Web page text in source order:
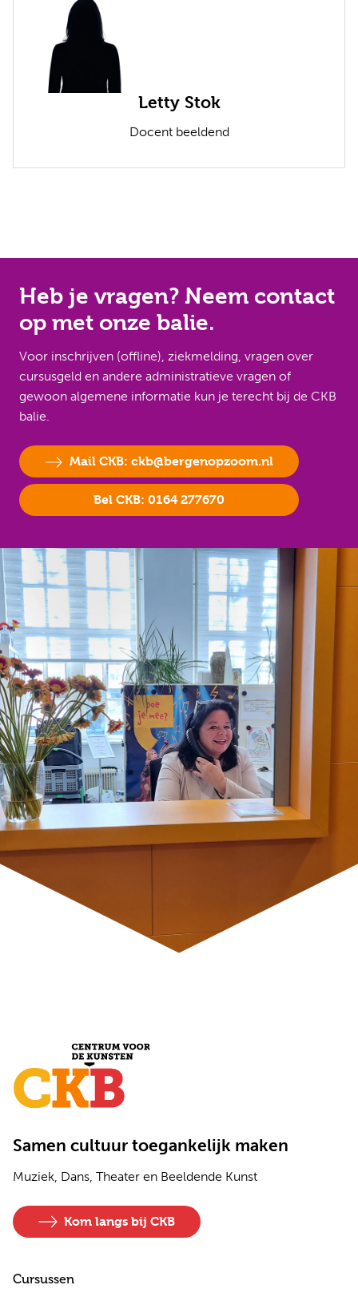
Letty Stok
Docent beeldend
Heb je vragen? Neem contact
op met onze balie.
Voor inschrijven (offline), ziekmelding, vragen over
cursusgeld en andere administratieve vragen of
gewoon algemene informatie kun je terecht bij de CKB
balie.
Mail CKB: ckb@bergenopzoom.nl
Bel CKB: 0164 277670
Samen cultuur toegankelijk maken
Muziek, Dans, Theater en Beeldende Kunst
Kom langs bij CKB
Cursussen